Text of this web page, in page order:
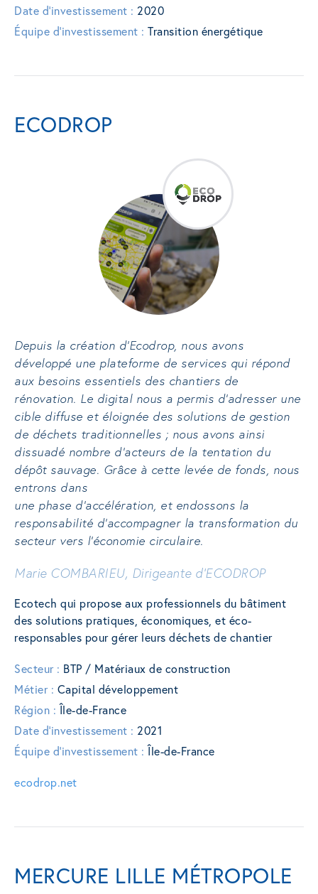
Date d'investissement : 2020
Équipe d'investissement : Transition énergétique
ECODROP
Depuis la création d’Ecodrop, nous avons
développé une plateforme de services qui répond
aux besoins essentiels des chantiers de
rénovation. Le digital nous a permis d’adresser une
cible diffuse et éloignée des solutions de gestion
de déchets traditionnelles ; nous avons ainsi
dissuadé nombre d’acteurs de la tentation du
dépôt sauvage. Grâce à cette levée de fonds, nous
entrons dans
une phase d’accélération, et endossons la
responsabilité d’accompagner la transformation du
secteur vers l’économie circulaire.
Marie COMBARIEU, Dirigeante d’ECODROP
Ecotech qui propose aux professionnels du bâtiment
des solutions pratiques, économiques, et éco-
responsables pour gérer leurs déchets de chantier
Secteur : BTP / Matériaux de construction
Métier : Capital développement
Région : Île-de-France
Date d'investissement : 2021
Équipe d'investissement : Île-de-France
ecodrop.net
MERCURE LILLE MÉTROPOLE